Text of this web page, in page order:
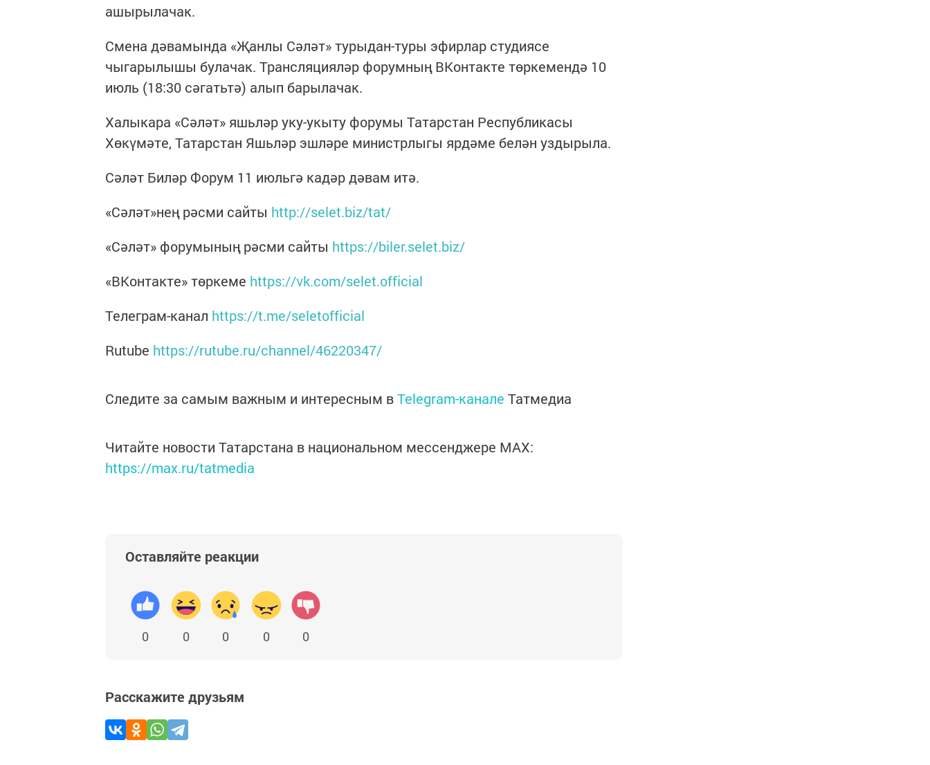
ашырылачак.
Смена дәвамында «Җанлы Сәләт» турыдан-туры эфирлар студиясе
чыгарылышы булачак. Трансляцияләр форумның ВКонтакте төркемендә 10
июль (18:30 сәгатьтә) алып барылачак.
Халыкара «Сәләт» яшьләр уку-укыту форумы Татарстан Республикасы
Хөкүмәте, Татарстан Яшьләр эшләре министрлыгы ярдәме белән уздырыла.
Сәләт Биләр Форум 11 июльгә кадәр дәвам итә.
«Сәләт»нең рәсми сайты http://selet.biz/tat/
«Сәләт» форумының рәсми сайты https://biler.selet.biz/
«ВКонтакте» төркеме https://vk.com/selet.official
Телеграм-канал https://t.me/seletofficial
Rutube https://rutube.ru/channel/46220347/
Следите за самым важным и интересным вTelegram-канале Татмедиа
Читайте новости Татарстана в национальном мессенджере MАХ:
https://max.ru/tatmedia
Оставляйте реакции
0 0 0 0 0
Расскажите друзьям